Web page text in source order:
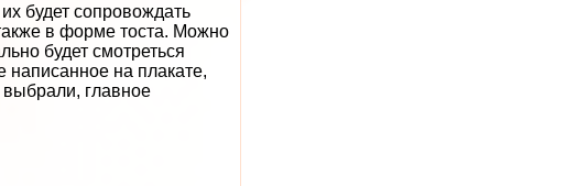
будет сопровождать
в форме тоста. Можно
будет смотреться
на плакате,
главное